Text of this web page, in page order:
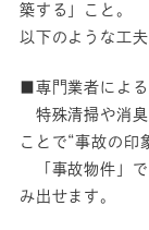
築する」こと。
以下のような工
■専門業者によ
特殊清掃や消臭
ことで“事故の印
「事故物件」で
み出せます。